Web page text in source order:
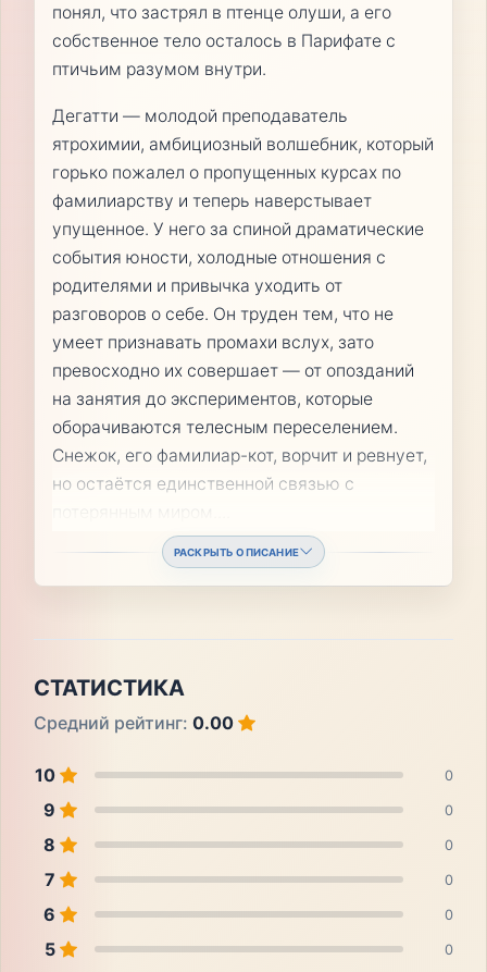
понял, что застрял в птенце олуши, а его
собственное тело осталось в Парифате с
птичьим разумом внутри.
Дегатти — молодой преподаватель
ятрохимии, амбициозный волшебник, который
горько пожалел о пропущенных курсах по
фамилиарству и теперь наверстывает
упущенное. У него за спиной драматические
события юности, холодные отношения с
родителями и привычка уходить от
разговоров о себе. Он труден тем, что не
умеет признавать промахи вслух, зато
превосходно их совершает — от опозданий
на занятия до экспериментов, которые
оборачиваются телесным переселением.
Снежок, его фамилиар-кот, ворчит и ревнует,
но остаётся единственной связью с
РАСКРЫТЬ ОПИСАНИЕ
СТАТИСТИКА
Средний рейтинг: 0.00
10 0
9 0
8 0
7 0
6 0
5 0